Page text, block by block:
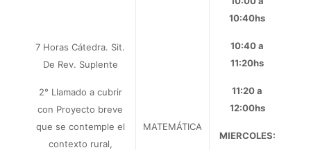
7 Horas Cátedra. Sit.
De Rev. Suplente
2° Llamado a cubrir
con Proyecto breve
que se contemple el
contexto rural,
MATEMÁTICA
10:40hs
10:40 a
11:20hs
11:20 a
12:00hs
MIERCOLES: